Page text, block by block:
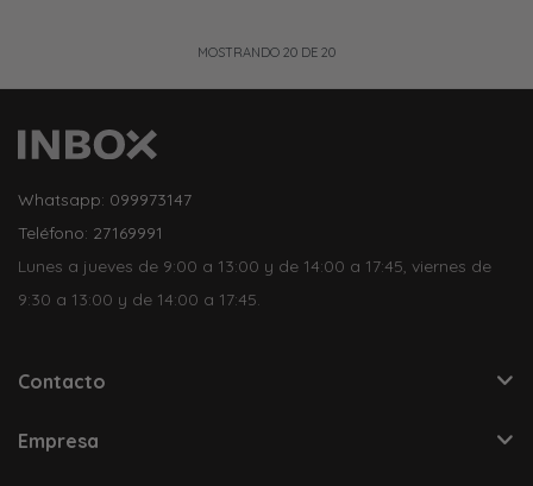
MOSTRANDO 20 DE 20
Whatsapp: 099973147
Teléfono: 27169991
Lunes a jueves de 9:00 a 13:00 y de 14:00 a 17:45, viernes de
9:30 a 13:00 y de 14:00 a 17:45.
Contacto
Empresa